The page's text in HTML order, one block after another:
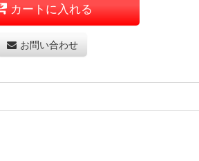
カートに入れる
お問い合わせ